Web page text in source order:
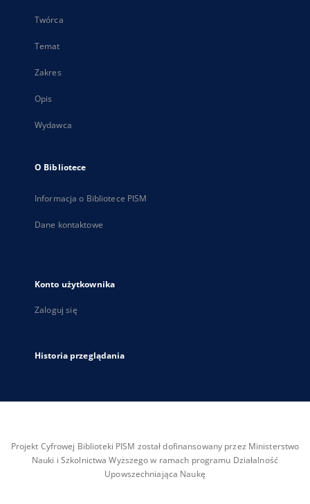
Twórca
Temat
Zakres
Opis
Wydawca
O Bibliotece
Informacja o Bibliotece PISM
Dane kontaktowe
Konto użytkownika
Zaloguj się
Historia przeglądania
Projekt Cyfrowej Biblioteki PISM został dofinansowany przez Ministerstwo
Nauki i Szkolnictwa Wyższego w ramach programu Działalność
Upowszechniająca Naukę